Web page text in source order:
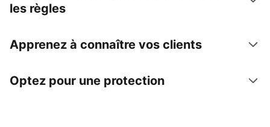
les règles
Apprenez à connaître vos clients
Optez pour une protection